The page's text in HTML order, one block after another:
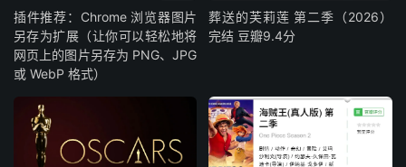
插件推荐：Chrome 浏览器图片
另存为扩展（让你可以轻松地将
网页上的图片另存为 PNG、JPG
或 WebP 格式）
葬送的芙莉莲 第二季（2026）
完结 豆瓣9.4分